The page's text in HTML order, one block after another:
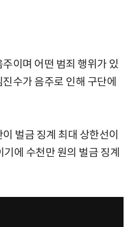
이며 어떤 범죄 행위가 있
수가 음주로 인해 구단에
벌금 징계 최대 상한선이
에 수천만 원의 벌금 징계